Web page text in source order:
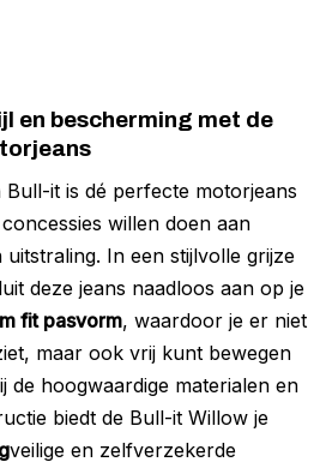
en bescherming met de
it is dé perfecte motorjeans
willen doen aan
In een stijlvolle grijze
deze jeans naadloos aan op je
fit pasvorm, waardoor je er niet
maar ook vrij kunt bewegen
de hoogwaardige materialen en
biedt de Bull-it Willow je
veilige en zelfverzekerde